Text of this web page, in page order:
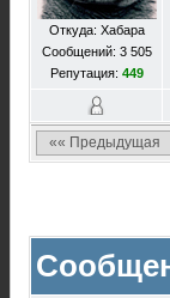
Откуда: Хабара
Сообщений: 3 505
Репутация: 449
«« Предыдущая